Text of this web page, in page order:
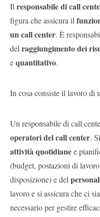
Aziende
Ilresponsabile di call
figura che assicura il
un call center. È
delraggiungimento dei
equantitativo.
In cosa consiste il lavoro di
Un responsabile di call
operatori del call center.
attività quotidianee
(budget, postazioni di
disposizione) e del
lavoro e si assicura che ci
necessario per gestire